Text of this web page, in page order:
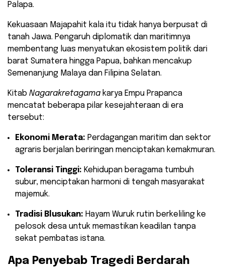
Palapa.
​Kekuasaan Majapahit kala itu tidak hanya berpusat di
tanah Jawa. Pengaruh diplomatik dan maritimnya
membentang luas menyatukan ekosistem politik dari
barat Sumatera hingga Papua, bahkan mencakup
Semenanjung Malaya dan Filipina Selatan.
​Kitab Nagarakretagama karya Empu Prapanca
mencatat beberapa pilar kesejahteraan di era
tersebut:
Ekonomi Merata: Perdagangan maritim dan sektor
agraris berjalan beriringan menciptakan kemakmuran.
Toleransi Tinggi: Kehidupan beragama tumbuh
subur, menciptakan harmoni di tengah masyarakat
majemuk.
Tradisi Blusukan: Hayam Wuruk rutin berkeliling ke
pelosok desa untuk memastikan keadilan tanpa
sekat pembatas istana.
​Apa Penyebab Tragedi Berdarah